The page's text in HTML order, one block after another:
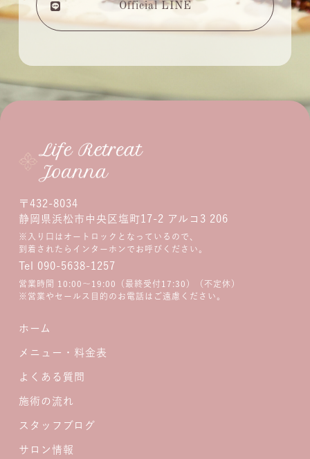
Official LINE
〒432-8034
静岡県浜松市中央区塩町17-2 アルコ3 206
※入り口はオートロックとなっているので、
到着されたらインターホンでお呼びください。
Tel 090-5638-1257
営業時間 10:00〜19:00（最終受付17:30）（不定休）
※営業やセールス目的のお電話はご遠慮ください。
ホーム
メニュー・料金表
よくある質問
施術の流れ
スタッフブログ
サロン情報